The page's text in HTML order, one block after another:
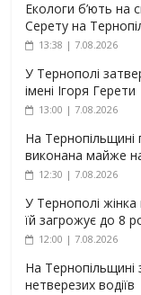
Екологи б’ють на
Серету на
13:38 | 7.08.2026
У Тернополі
імені Ігоря Герети
13:00 | 7.08.2026
На Тернопільщині
виконана майже
12:30 | 7.08.2026
У Тернополі жінка
їй загрожує до 8
12:00 | 7.08.2026
На
нетверезих водіїв